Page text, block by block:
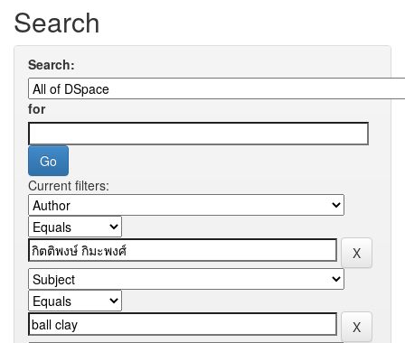
Search
Search:
for
Current filters: